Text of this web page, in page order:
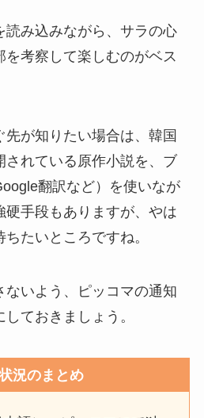
読み込みながら、サラの心
考察して楽しむのがベス
先が知りたい場合は、韓国
されている原作小説を、ブ
翻訳など）を使いなが
硬手段もありますが、やは
たいところですね。
ないよう、ピッコマの通知
ておきましょう。
況のまとめ